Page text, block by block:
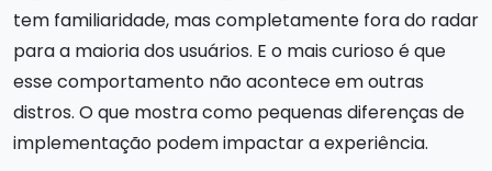
tem familiaridade, mas completamente fora do radar
para a maioria dos usuários. E o mais curioso é que
esse comportamento não acontece em outras
distros. O que mostra como pequenas diferenças de
implementação podem impactar a experiência.